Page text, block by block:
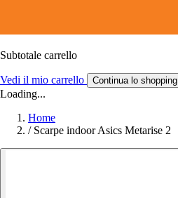
Subtotale carrello
Vedi il mio carrello Continua lo shopping
Loading...
Home
/ Scarpe indoor Asics Metarise 2